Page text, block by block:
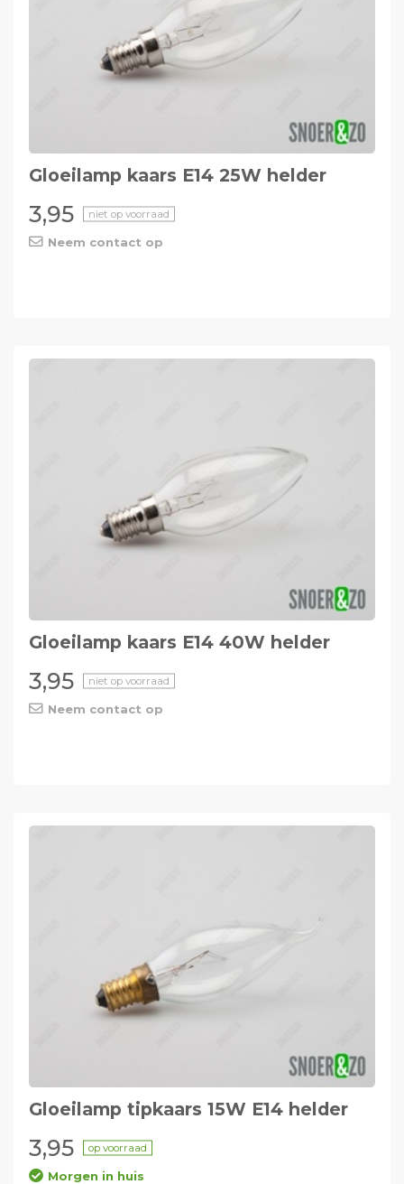
Gloeilamp kaars E14 25W helder
3,95 niet op voorraad
Neem contact op
Gloeilamp kaars E14 40W helder
3,95 niet op voorraad
Neem contact op
Gloeilamp tipkaars 15W E14 helder
3,95 op voorraad
Morgen in huis